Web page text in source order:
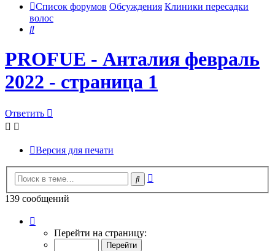
Список форумов Обсуждения Клиники пересадки
волос
Поиск
PROFUE - Анталия февраль
2022 - страница 1
Ответить
Версия для печати
Поиск
139 сообщений
Перейти на страницу: